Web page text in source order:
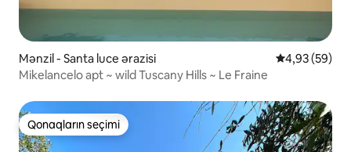
Mənzil - Santa luce ərazisi Ortalama
4,93 (59)
Mikelancelo apt ~ wild Tuscany Hills ~ Le Fraine
Qonaqların seçimi
Qonaqların seçimi